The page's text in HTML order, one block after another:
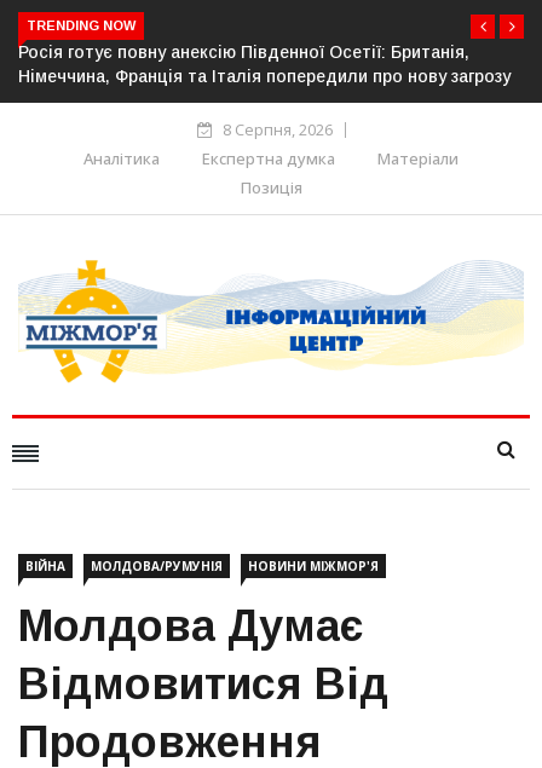
TRENDING NOW
загрозу
Естонія посилює кордон із Росією:
прикордонної інфраструктури
8 Серпня, 2026
Аналітика
Експертна думка
Матеріали
Позиція
ВІЙНА МОЛДОВА/РУМУНІЯ НОВИНИ МІЖМОР'Я
Молдова Думає
Відмовитися Від
Продовження